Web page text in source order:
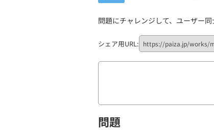
転職成功ガイド
転職エージェント
転職成功ガイド
新卒エー
イベント
就活成功
問題にチャレンジして、ユーザー
シェア用URL:
問題